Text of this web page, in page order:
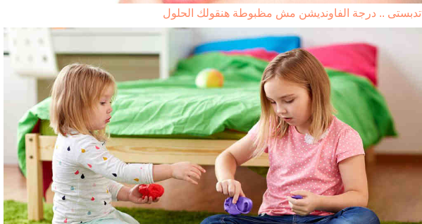
اتدبستى .. درجة الفاونديشن مش مظبوطة هنقولك الحلول